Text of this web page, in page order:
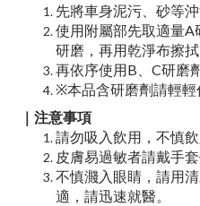
先將車身泥污、砂等沖
使用附屬部先取適量
研磨，再用乾淨布擦拭
再依序使用B、C研磨
※本品含研磨劑請輕輕
｜ 注意事項
請勿吸入飲用，不慎飲
皮膚易過敏者請戴手套
不慎濺入眼睛，請用
適，請迅速就醫。